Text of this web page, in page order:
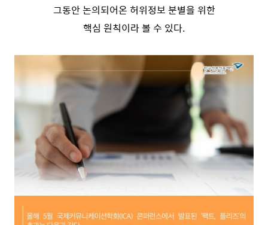
그동안 논의되어온 허위정보 분별을 위한
핵심 원칙이라 볼 수 있다.